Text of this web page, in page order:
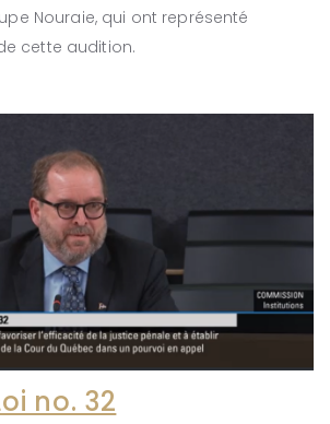
Nouraie, qui ont représenté
cette audition.
no. 32